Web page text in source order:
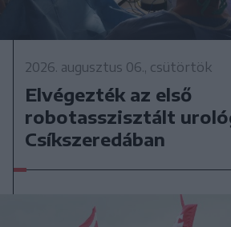
2026. augusztus 06., csütörtök
Elvégezték az első
robotasszisztált
Csíkszeredában